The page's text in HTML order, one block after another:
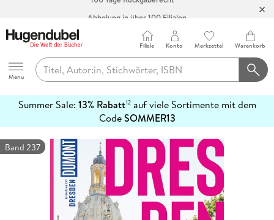
Hugendubel
Menu
Filiale Konto Merkzettel Warenkorb
Summer Sale: 13% Rabatt12auf viele Sortimente mit dem
CodeSOMMER13
erfahren
Band 237